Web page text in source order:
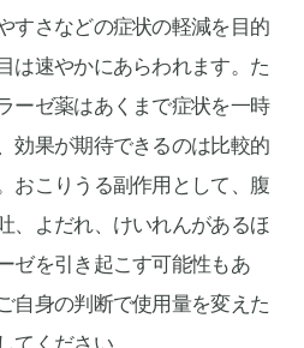
すさなどの症状の軽減を目的
は速やかにあらわれます。た
ーゼ薬はあくまで症状を一時
効果が期待できるのは比較的
おこりうる副作用として、腹
、よだれ、けいれんがあるほ
ゼを引き起こす可能性もあ
自身の判断で使用量を変えた